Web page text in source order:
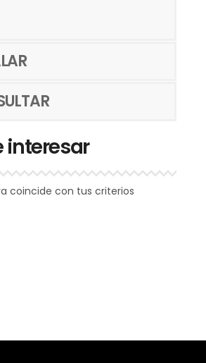
interesar
coincide con tus criterios